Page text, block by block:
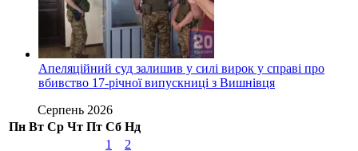
Апеляційний суд залишив у силі вирок у справі про
вбивство 17-річної випускниці з Вишнівця
Серпень 2026
Пн Вт Ср Чт Пт Сб Нд
1
2